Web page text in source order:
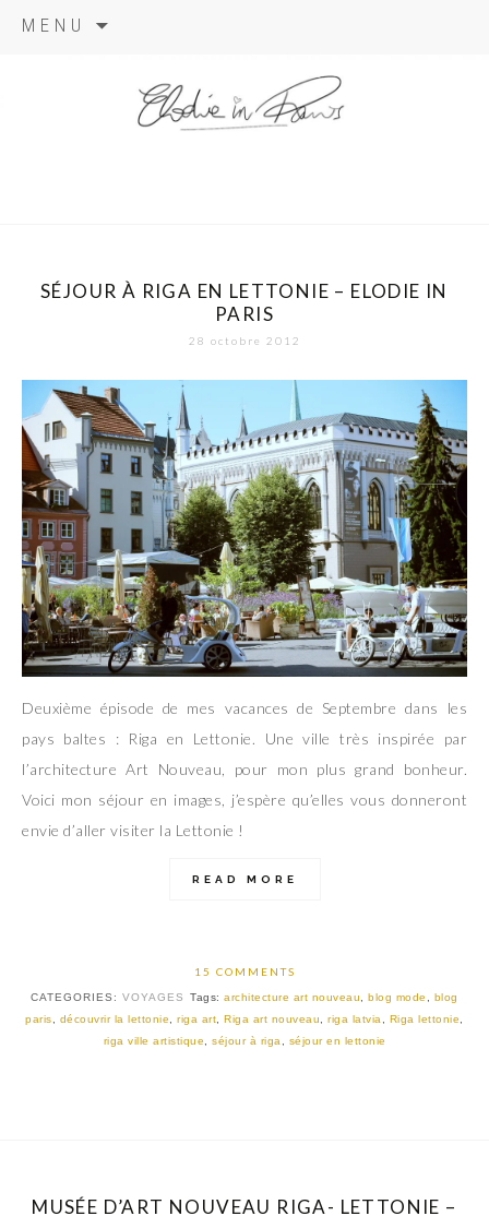
MENU
SÉJOUR À RIGA EN LETTONIE – ELODIE IN
PARIS
28 octobre 2012
Deuxième épisode de mes vacances de Septembre dans les
pays baltes : Riga en Lettonie. Une ville très inspirée par
l’architecture Art Nouveau, pour mon plus grand bonheur.
Voici mon séjour en images, j’espère qu’elles vous donneront
envie d’aller visiter la Lettonie !
READ MORE
15 COMMENTS
CATEGORIES:VOYAGES Tags:architecture art nouveau ,blog mode
blog
paris
découvrir la lettonie ,riga art ,Riga art nouveau ,riga latvia Riga lettonie
riga ville artistique
séjour à riga séjour en lettonie
MUSÉE D’ART NOUVEAU RIGA- LETTONIE –